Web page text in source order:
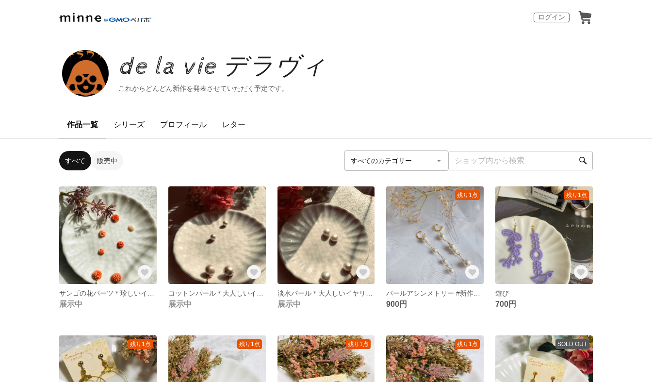
ログイン
de la vie デラヴィ
これからどんどん新作を発表させていただく予定です。
作品一覧 シリーズ プロフィール レター
すべて 販売中
展示中 展示中 展示中
残り1点
900円
残り1点
遊び
700円
残り1点 残り1点 残り1点 残り1点 SOLD OUT